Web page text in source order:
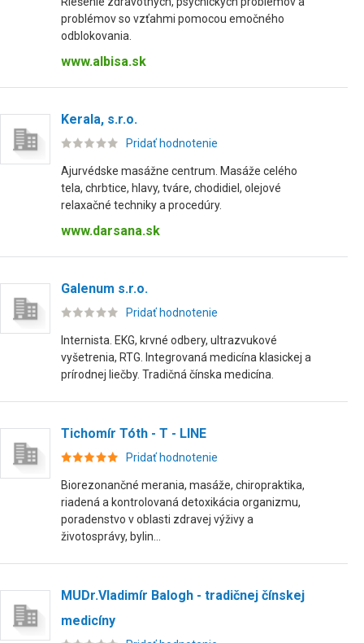
problémov so vzťahmi pomocou emočného
odblokovania.
www.albisa.sk
Kerala, s.r.o.
Pridať hodnotenie
Ajurvédske masážne centrum. Masáže celého
tela, chrbtice, hlavy, tváre, chodidiel, olejové
relaxačné techniky a procedúry.
www.darsana.sk
Galenum s.r.o.
Pridať hodnotenie
Internista. EKG, krvné odbery, ultrazvukové
vyšetrenia, RTG. Integrovaná medicína klasickej a
prírodnej liečby. Tradičná čínska medicína.
Tichomír Tóth - T - LINE
Pridať hodnotenie
Biorezonančné merania, masáže, chiropraktika,
riadená a kontrolovaná detoxikácia organizmu,
poradenstvo v oblasti zdravej výživy a
životosprávy, bylin...
MUDr.Vladimír Balogh - tradičnej čínskej
medicíny